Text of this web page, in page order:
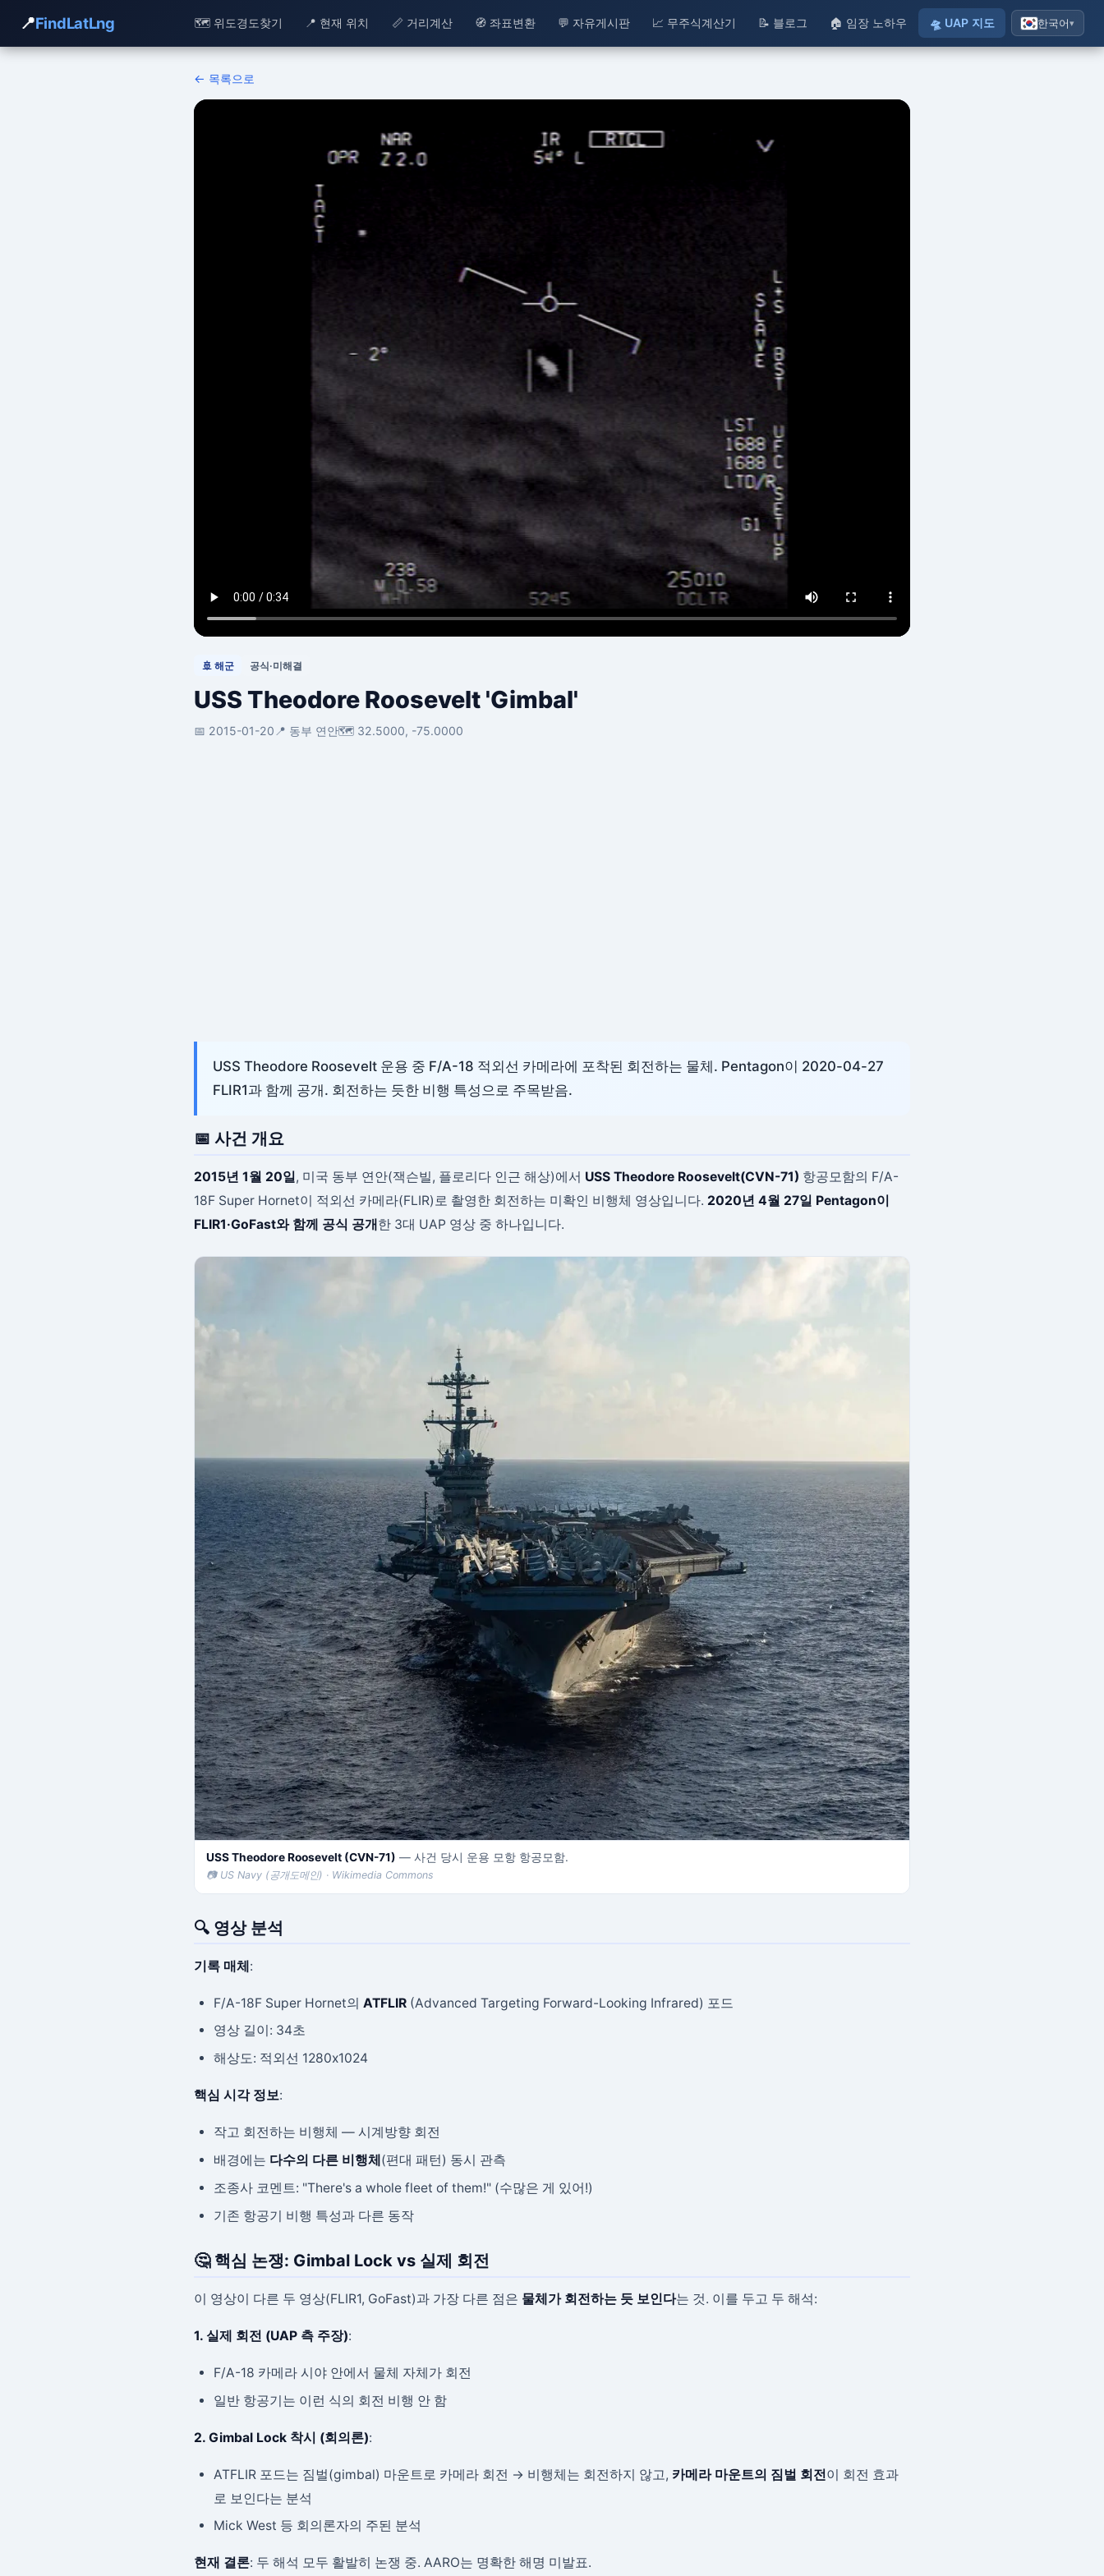
📍FindLatLng 🗺️ 위도경도찾기 📍 현재 위치 📏 거리계산 🧭 좌표변환 💬 자유게시판 📈 무주식계산기 📝 블로그 🏠 임장 노하우 🛸 UAP 지도 한국어▾
← 목록으로
🚢 해군 공식·미해결
USS Theodore Roosevelt 'Gimbal'
📅 2015-01-20📍 동부 연안🗺️ 32.5000, -75.0000
USS Theodore Roosevelt 운용 중 F/A-18 적외선 카메라에 포착된 회전하는 물체. Pentagon이 2020-04-27
FLIR1과 함께 공개. 회전하는 듯한 비행 특성으로 주목받음.
📅 사건 개요
2015년 1월 20일, 미국 동부 연안(잭슨빌, 플로리다 인근 해상)에서 USS Theodore Roosevelt(CVN-71) 항공모함의 F/A-
18F Super Hornet이 적외선 카메라(FLIR)로 촬영한 회전하는 미확인 비행체 영상입니다. 2020년 4월 27일 Pentagon이
FLIR1·GoFast와 함께 공식 공개한 3대 UAP 영상 중 하나입니다.
USS Theodore Roosevelt (CVN-71) — 사건 당시 운용 모항 항공모함.
📷 US Navy (공개도메인) · Wikimedia Commons
🔍 영상 분석
기록 매체:
F/A-18F Super Hornet의 ATFLIR (Advanced Targeting Forward-Looking Infrared) 포드
영상 길이: 34초
해상도: 적외선 1280x1024
핵심 시각 정보:
작고 회전하는 비행체 — 시계방향 회전
배경에는 다수의 다른 비행체(편대 패턴) 동시 관측
조종사 코멘트: "There's a whole fleet of them!" (수많은 게 있어!)
기존 항공기 비행 특성과 다른 동작
🤔 핵심 논쟁: Gimbal Lock vs 실제 회전
이 영상이 다른 두 영상(FLIR1, GoFast)과 가장 다른 점은 물체가 회전하는 듯 보인다는 것. 이를 두고 두 해석:
1. 실제 회전 (UAP 측 주장):
F/A-18 카메라 시야 안에서 물체 자체가 회전
일반 항공기는 이런 식의 회전 비행 안 함
2. Gimbal Lock 착시 (회의론):
ATFLIR 포드는 짐벌(gimbal) 마운트로 카메라 회전 → 비행체는 회전하지 않고, 카메라 마운트의 짐벌 회전이 회전 효과
로 보인다는 분석
Mick West 등 회의론자의 주된 분석
현재 결론: 두 해석 모두 활발히 논쟁 중. AARO는 명확한 해명 미발표.